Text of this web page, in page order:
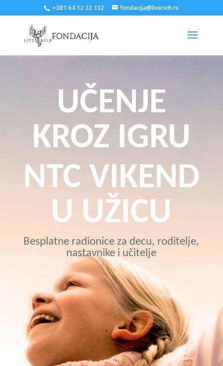
+381 64 12 22 132 fondacija@liverich.rs
UČENJE
KROZ IGRU
NTC VIKEND
U UŽICU
Besplatne radionice za decu, roditelje,
nastavnike i učitelje